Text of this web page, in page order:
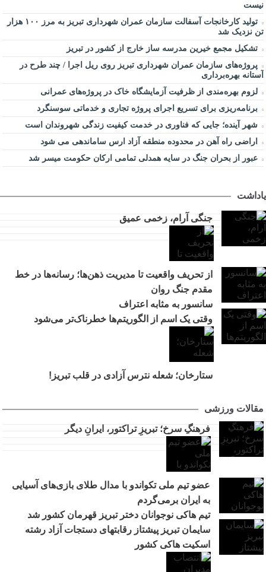
نیست
تولید کارخانجات آسفالت سازمان عمران شهرداری تبریز به مرز ۱۰۰ هزار
تن نزدیک شد
تشکیل مجمع خیرین مدرسه ‌ساز خارج از کشور در تبریز
پروژه‌های سازمان عمران شهرداری تبریز روی ریل اجرا / چند طرح در
آستانه بهره‌برداری
لزوم بهره‌مندی از ظرفیت آزمایشگاه خاک در پروژه‌های عمرانی
برنامه‌ریزی برای تسریع اجرای پروژه تجاری و خدماتی سوسنگرد
شهر آینده؛ جایی که فناوری در خدمت کیفیت زندگی شهروندان است
اراضی راه آهن در محدوده منطقه آزاد ارس ساماندهی می شود
عبور از بحران جنگ در سایه همدلی تمامی ارکان حکومت میسر شد
یاداشت
جنگی آرام، زخمی عمیق
از تحریف واقعیت تا مدیریت ذهن‌ها؛ رسانه‌ها در خط
مقدم جنگ روان
سانسور به مثابه اعتراف
وقتی یک اسم از الگوریتم‌ها خطرناک‌تر می‌شود
ستارخان؛ شعله نترس آزادی در قلب تبریز!
مقالات ورزشی
فرهنگِ سرخ؛ تبریزِ تراکتور، ایرانِ دیگر
عضو تیم ملی تکواندو با مدال طلای بازی‌های آسیایی
به ایران برمی‌گردم
تیم هاکی نوجوانان دختر تبریز قهرمان کشور شد
سایمان تبریز پیشتاز رقابتهای دستجات آزاد رشته
اسکیت هاکی کشور